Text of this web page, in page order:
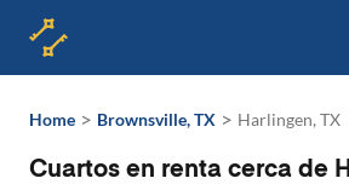
Home > Brownsville, TX > Harlingen, TX
Cuartos en renta cerca de